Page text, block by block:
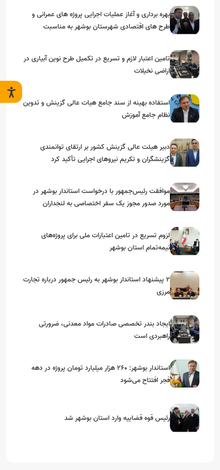
بهره برداری و آغاز عملیات اجرایی پروژه های عمرانی و
طرح های اقتصادی شهرستان بوشهر به مناسبت
تامین اعتبار لازم و تسریع در تکمیل طرح نوین آبیاری در
اراضی نخیلات
استفاده بهینه از سند جامع هیات عالی گزینش و‌ تدوین
نظام جامع آموزش
دبیر هیئت عالی گزینش کشور بر ارتقای توانمندی
گزینشگران و تکریم نیروهای اجرایی تأکید کرد
موافقت رئیس‌جمهور با درخواست استاندار بوشهر در
مورد صدور مجوز یک سفر اختصاصی به لنجداران
لزوم تسریع در تامین اعتبارات ملی برای پروژه‌های
نیمه‌تمام استان بوشهر
۲ پیشنهاد استاندار بوشهر به رئیس جمهور درباره تجارت
مرزی
ایجاد بندر تخصصی صادرات مواد معدنی، ضرورتی
راهبردی است
استاندار بوشهر: ۲۶۰ هزار میلیارد تومان پروژه در دهه
فجر افتتاح می‌شود
رئیس قوه قضاییه وارد استان بوشهر شد